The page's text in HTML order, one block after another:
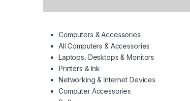
Computers & Accessories
All Computers & Accessories
Laptops, Desktops & Monitors
Printers & Ink
Networking & Internet Devices
Computer Accessories